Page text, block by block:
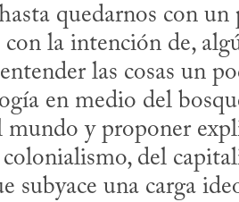
quedarnos con
la intención de,
las cosas un
y proponer
del
subyace una carga